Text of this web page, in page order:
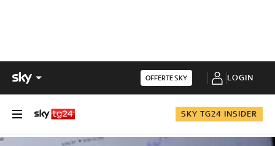
OFFERTE SKY LOGIN
SKY TG24 INSIDER